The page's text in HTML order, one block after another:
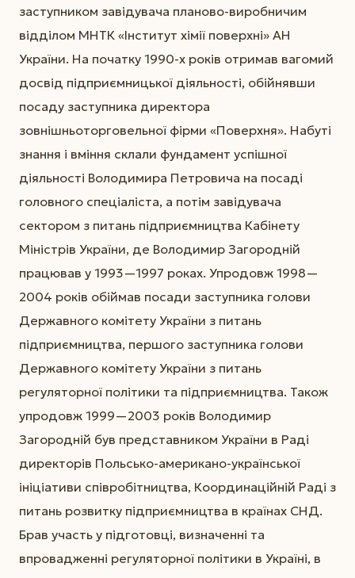
заступником завідувача планово-виробничим
відділом МНТК «Інститут хімії поверхні» АН
України. На початку 1990-х років отримав вагомий
досвід підприємницької діяльності, обійнявши
посаду заступника директора
зовнішньоторговельної фірми «Поверхня». Набуті
знання і вміння склали фундамент успішної
діяльності Володимира Петровича на посаді
головного спеціаліста, а потім завідувача
сектором з питань підприємництва Кабінету
Міністрів України, де Володимир Загородній
працював у 1993—1997 роках. Упродовж 1998—
2004 років обіймав посади заступника голови
Державного комітету України з питань
підприємництва, першого заступника голови
Державного комітету України з питань
регуляторної політики та підприємництва. Також
упродовж 1999—2003 років Володимир
Загородній був представником України в Раді
директорів Польсько-американо-української
ініціативи співробітництва, Координаційній Раді з
питань розвитку підприємництва в країнах СНД.
Брав участь у підготовці, визначенні та
впровадженні регуляторної політики в Україні, в